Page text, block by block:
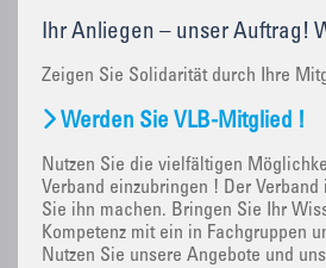
Ihr Anliegen – unser Auftrag!
Zeigen Sie Solidarität durch Ihre
Werden Sie VLB-Mitglied !
Nutzen Sie die vielfältigen
Verband einzubringen ! Der
Sie ihn machen. Bringen Sie Ihr
Kompetenz mit ein in Fachgruppen
Nutzen Sie unsere Angebote und